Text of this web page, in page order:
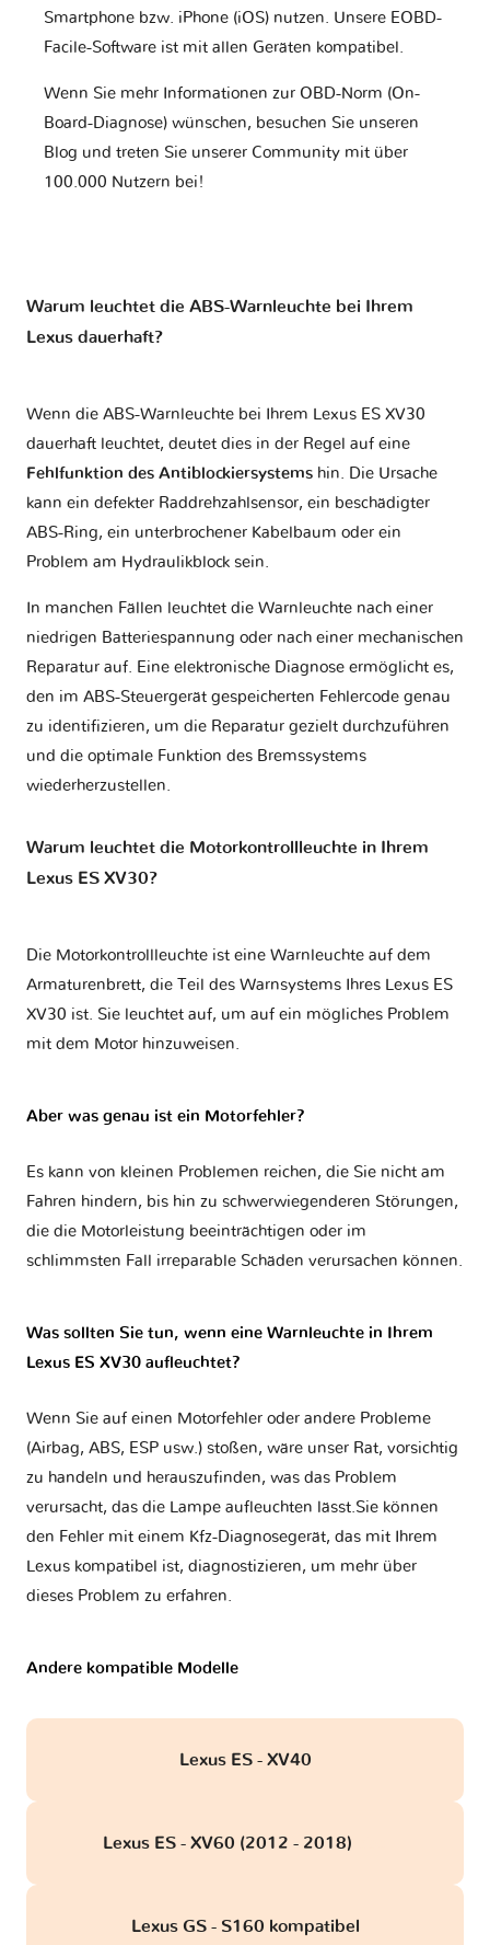
Smartphone bzw. iPhone (iOS) nutzen. Unsere EOBD-
Facile-Software ist mit allen Geräten kompatibel.
Wenn Sie mehr Informationen zur OBD-Norm (On-
Board-Diagnose) wünschen, besuchen Sie unseren
Blog und treten Sie unserer Community mit über
100.000 Nutzern bei!
Warum leuchtet die ABS-Warnleuchte bei Ihrem
Lexus dauerhaft?
Wenn die ABS-Warnleuchte bei Ihrem Lexus ES XV30
dauerhaft leuchtet, deutet dies in der Regel auf eine
Fehlfunktion des Antiblockiersystems hin. Die Ursache
kann ein defekter Raddrehzahlsensor, ein beschädigter
ABS-Ring, ein unterbrochener Kabelbaum oder ein
Problem am Hydraulikblock sein.
In manchen Fällen leuchtet die Warnleuchte nach einer
niedrigen Batteriespannung oder nach einer mechanischen
Reparatur auf. Eine elektronische Diagnose ermöglicht es,
den im ABS-Steuergerät gespeicherten Fehlercode genau
zu identifizieren, um die Reparatur gezielt durchzuführen
und die optimale Funktion des Bremssystems
wiederherzustellen.
Warum leuchtet die Motorkontrollleuchte in Ihrem
Lexus ES XV30?
Die Motorkontrollleuchte ist eine Warnleuchte auf dem
Armaturenbrett, die Teil des Warnsystems Ihres Lexus ES
XV30 ist. Sie leuchtet auf, um auf ein mögliches Problem
mit dem Motor hinzuweisen.
Aber was genau ist ein Motorfehler?
Es kann von kleinen Problemen reichen, die Sie nicht am
Fahren hindern, bis hin zu schwerwiegenderen Störungen,
die die Motorleistung beeinträchtigen oder im
schlimmsten Fall irreparable Schäden verursachen können.
Was sollten Sie tun, wenn eine Warnleuchte in Ihrem
Lexus ES XV30 aufleuchtet?
Wenn Sie auf einen Motorfehler oder andere Probleme
(Airbag, ABS, ESP usw.) stoßen, wäre unser Rat, vorsichtig
zu handeln und herauszufinden, was das Problem
verursacht, das die Lampe aufleuchten lässt.Sie können
den Fehler mit einem Kfz-Diagnosegerät, das mit Ihrem
Lexus kompatibel ist, diagnostizieren, um mehr über
dieses Problem zu erfahren.
Andere kompatible Modelle
Lexus ES - XV40
Lexus ES - XV60 (2012 - 2018)
Lexus GS - S160 kompatibel